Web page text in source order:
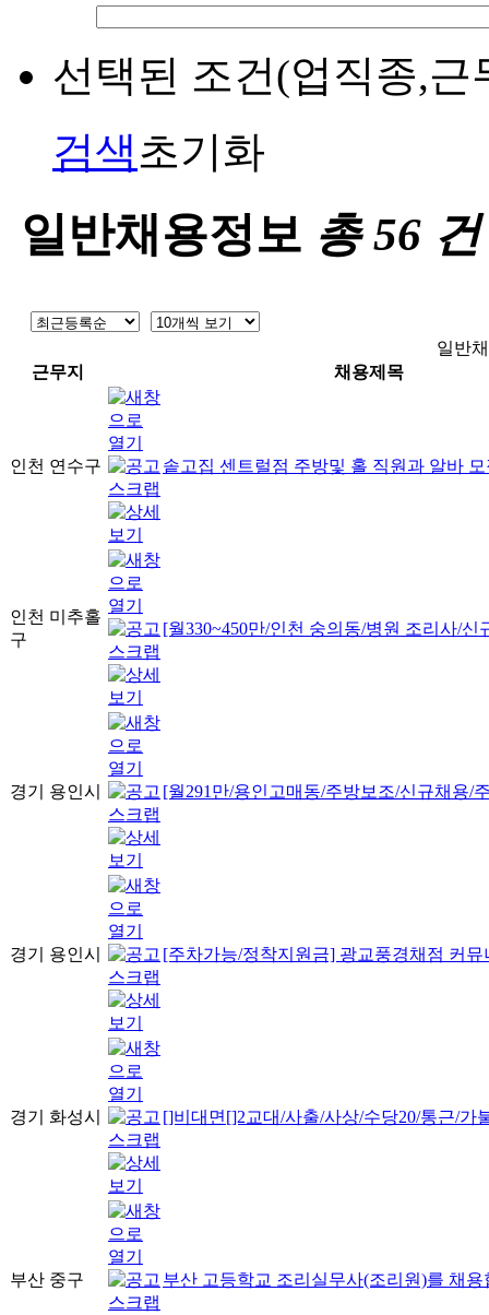
선택된 조건(업직종,
검색초기화
일반채용정보 총56 건
일반
근무지
채용제목
인천 연수구 솥고집 센트럴점 주방및 홀 직원과 알바 모
인천 미추홀
구
[월330~450만/인천 숭의동/병원 조리사/신
경기 용인시 [월291만/용인고매동/주방보조/신규채용/
경기 용인시 [주차가능/정착지원금] 광교풍경채점 커
경기 화성시 []비대면[]2교대/사출/사상/수당20/통근/가
부산 중구 부산 고등학교 조리실무사(조리원)를 채용